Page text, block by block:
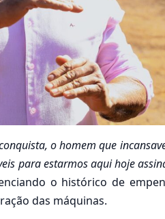
o homem que
para estarmos aqui hoje
o histórico de
das máquinas.